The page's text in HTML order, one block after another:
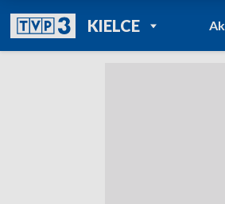
KIELCEPOWRÓT DO
TVP REGIONY